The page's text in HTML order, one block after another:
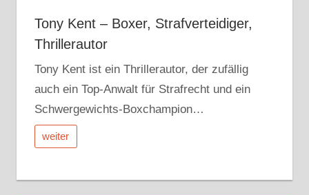
Tony Kent – Boxer, Strafverteidiger,
Thrillerautor
Tony Kent ist ein Thrillerautor, der zufällig
auch ein Top-Anwalt für Strafrecht und ein
Schwergewichts-Boxchampion…
weiter